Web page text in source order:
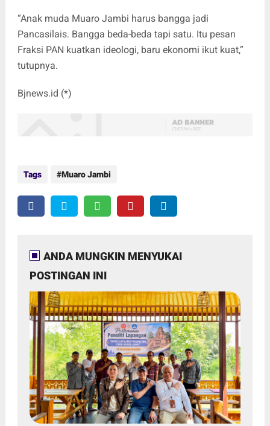
“Anak muda Muaro Jambi harus bangga jadi
Pancasilais. Bangga beda-beda tapi satu. Itu pesan
Fraksi PAN kuatkan ideologi, baru ekonomi ikut kuat,”
tutupnya.
Bjnews.id (*)
Tags Muaro Jambi
ANDA MUNGKIN MENYUKAI
POSTINGAN INI